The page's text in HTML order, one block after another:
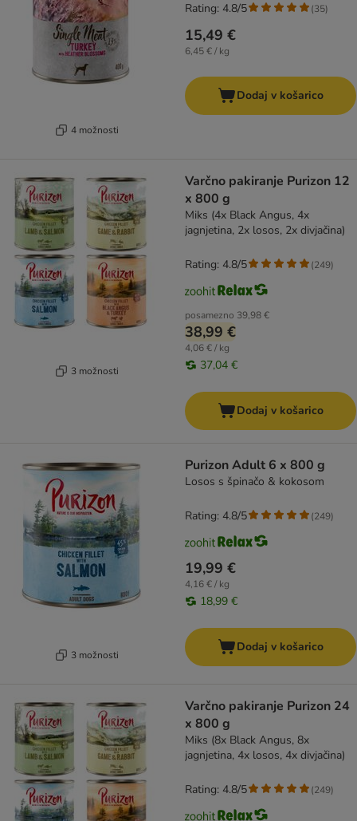
4 možnosti
15,49 €
6,45 € / kg
Rating: 4.8/5 (35)
Dodaj v košarico
3 možnosti
Varčno pakiranje Purizon 12
x 800 g
Miks (4x Black Angus, 4x
jagnjetina, 2x losos, 2x divjačina)
posamezno 39,98 €
38,99 €
4,06 € / kg
37,04 €
Rating: 4.8/5 (249)
Dodaj v košarico
3 možnosti
Purizon Adult 6 x 800 g
Losos s špinačo & kokosom
19,99 €
4,16 € / kg
18,99 €
Rating: 4.8/5 (249)
Dodaj v košarico
Varčno pakiranje Purizon 24
x 800 g
Miks (8x Black Angus, 8x
jagnjetina, 4x losos, 4x divjačina)
Rating: 4.8/5 (249)